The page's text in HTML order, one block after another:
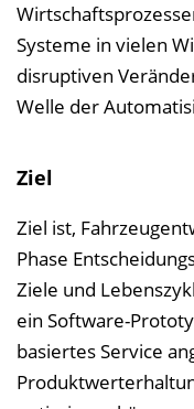
Systeme in vielen
disruptiven
Welle der
Ziel
Ziel ist,
Phase
Ziele und
ein Software-
basiertes Service